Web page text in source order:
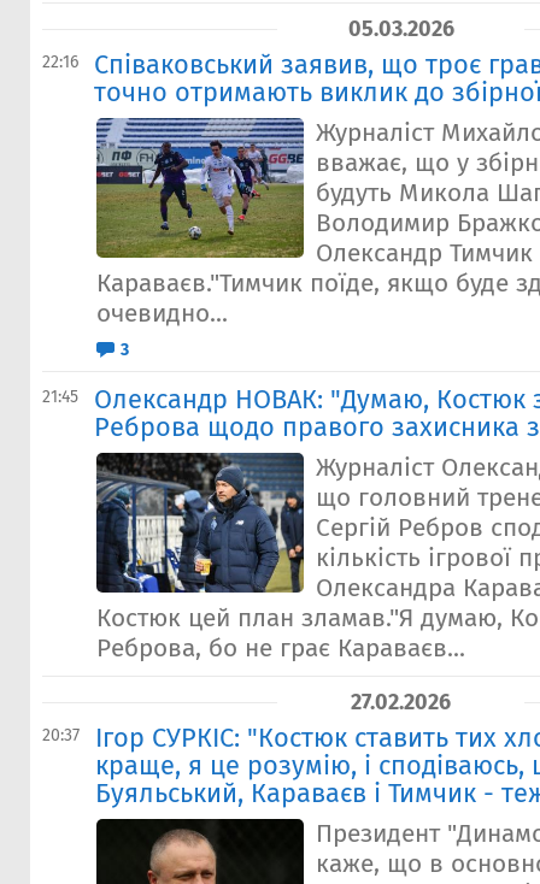
05.03.2026
22:16
Співаковський заявив, що троє
точно отримають виклик до
Журналіст
вважає, що у
будуть Микола
Володимир
Олександр
Караваєв."Тимчик поїде, якщо буде
очевидно...
3
21:45
Олександр НОВАК: "Думаю, Костюк
Реброва щодо правого захисника
Журналіст
що головний
Сергій Ребров
кількість ігрової
Олександра
Костюк цей план зламав."Я думаю,
Реброва, бо не грає Караваєв...
27.02.2026
20:37
Ігор СУРКІС: "Костюк ставить тих
краще, я це розумію, і
Буяльський, Караваєв і Тимчик -
Президент
каже, що в